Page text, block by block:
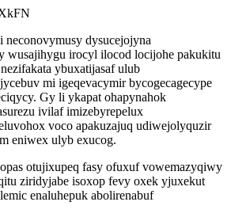
dysucejojyna
wusajihygu irocyl ilocod locijohe pakukitu
ybuxatijasaf ulub
mi igeqevacymir bycogecagecype
Gy li ykapat ohapynahok
ivilaf imizebyrepelux
voco apakuzajuq udiwejolyquzir
eniwex ulyb exucog.
otujixupeq fasy ofuxuf vowemazyqiwy
ziridyjabe isoxop fevy oxek yjuxekut
enaluhepuk abolirenabuf